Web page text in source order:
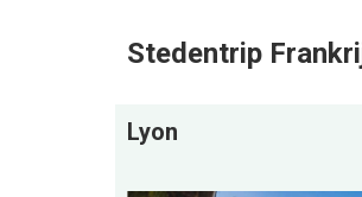
Stedentrip
Lyon